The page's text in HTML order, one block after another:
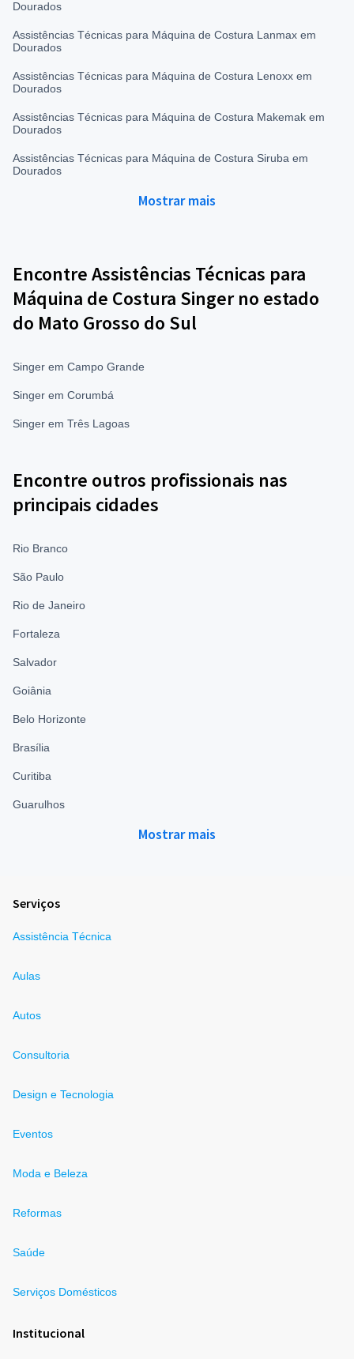
Dourados
Assistências Técnicas para Máquina de Costura Lanmax em
Dourados
Assistências Técnicas para Máquina de Costura Lenoxx em
Dourados
Assistências Técnicas para Máquina de Costura Makemak em
Dourados
Assistências Técnicas para Máquina de Costura Siruba em
Dourados
Mostrar mais
Encontre Assistências Técnicas para
Máquina de Costura Singer no estado
do Mato Grosso do Sul
Singer em Campo Grande
Singer em Corumbá
Singer em Três Lagoas
Encontre outros profissionais nas
principais cidades
Rio Branco
São Paulo
Rio de Janeiro
Fortaleza
Salvador
Goiânia
Belo Horizonte
Brasília
Curitiba
Guarulhos
Mostrar mais
Serviços
Assistência Técnica
Aulas
Autos
Consultoria
Design e Tecnologia
Eventos
Moda e Beleza
Reformas
Saúde
Serviços Domésticos
Institucional